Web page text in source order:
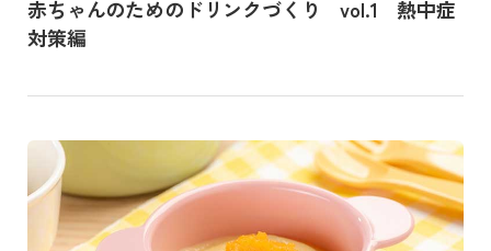
赤ちゃんのためのドリンクづくり vol.1 熱中症
対策編
記事を読む